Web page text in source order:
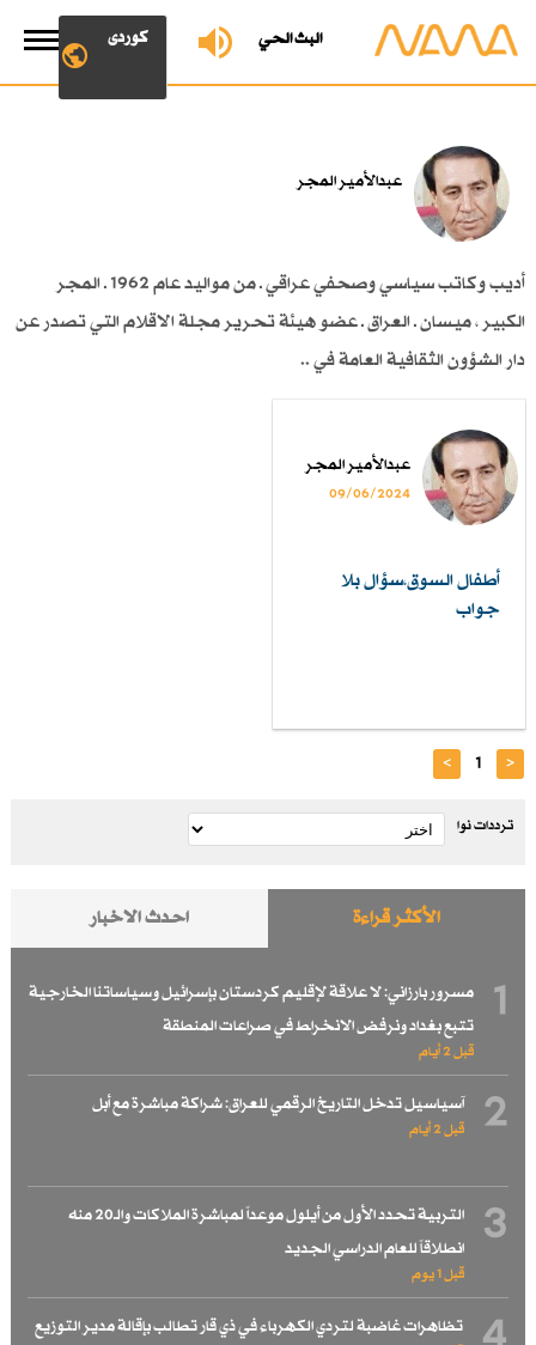
البث الحي کوردی
عبدالأمير المجر
أديب وكاتب سياسي وصحفي عراقي ـ من مواليد عام 1962 ـ المجر
الكبير ، ميسان ـ العراق ـ عضو هيئة تحرير مجلة الاقلام التي تصدر عن
دار الشؤون الثقافية العامة في ..
عبدالأمير المجر
09/06/2024
أطفال السوق،سؤال بلا
جواب
<
1
>
ترددات نوا
الأكثر قراءة احدث الاخبار
1
مسرور بارزاني: لا علاقة لإقليم كردستان بإسرائيل وسياساتنا الخارجية
تتبع بغداد ونرفض الانخراط في صراعات المنطقة
قبل 2 أيام
2 آسياسيل تدخل التاريخ الرقمي للعراق: شراكة مباشرة مع أبل
قبل 2 أيام
3
التربية تحدد الأول من أيلول موعداً لمباشرة الملاكات والـ20 منه
انطلاقاً للعام الدراسي الجديد
قبل 1 یوم
تظاهرات غاضبة لتردي الكهرباء في ذي قار تطالب بإقالة مدير التوزيع